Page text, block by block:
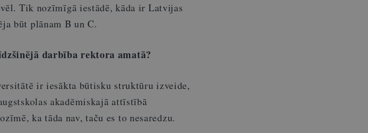
Tik nozīmīgā iestādē, kāda ir Latvijas
būt plānam B un C.
darbība rektora amatā?
ir iesākta būtisku struktūru izveide,
akadēmiskajā attīstībā
ka tāda nav, taču es to nesaredzu.